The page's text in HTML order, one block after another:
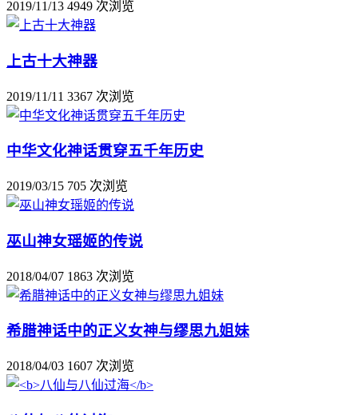
2019/11/13 4949 次浏览
上古十大神器
2019/11/11 3367 次浏览
中华文化神话贯穿五千年历史
2019/03/15 705 次浏览
巫山神女瑶姬的传说
2018/04/07 1863 次浏览
希腊神话中的正义女神与缪思九姐妹
2018/04/03 1607 次浏览